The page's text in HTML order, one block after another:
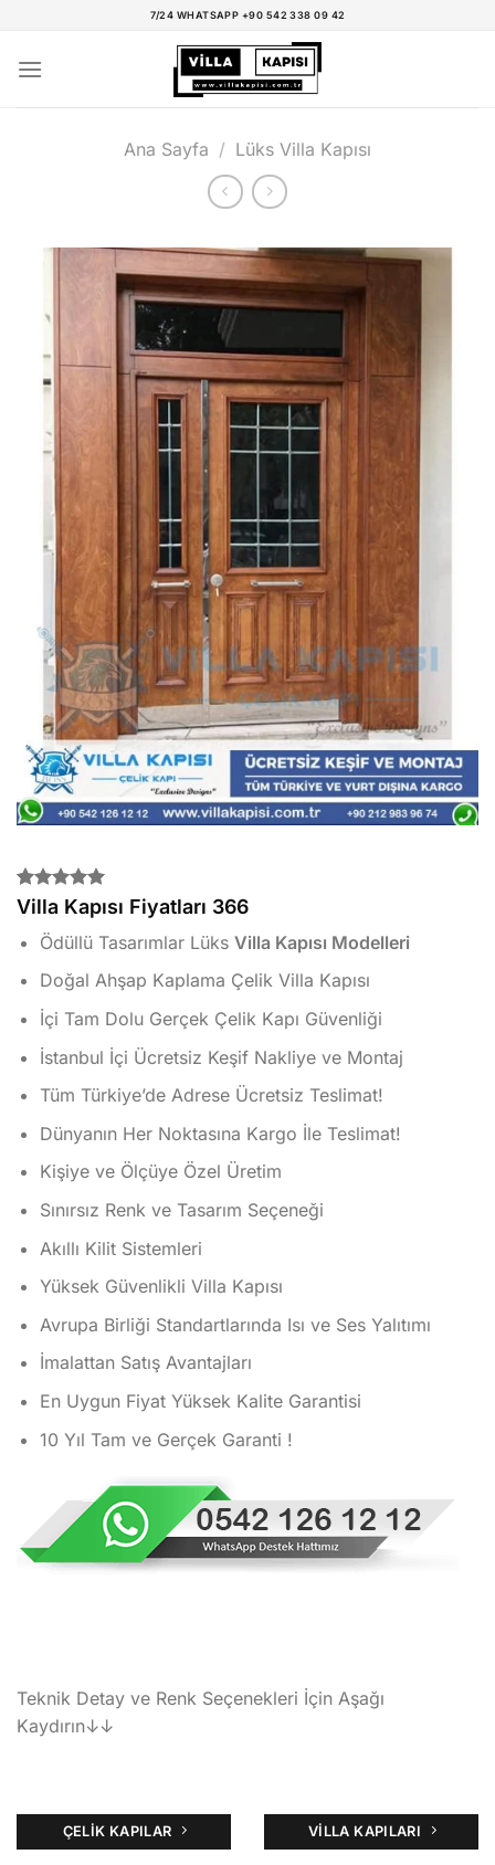
7/24 WHATSAPP +90 542 338 09 42
Ana Sayfa / Lüks Villa Kapısı
2
müşteri
puanına
dayanarak
5.00puan
aldı
Villa Kapısı Fiyatları 366
Ödüllü Tasarımlar Lüks Villa Kapısı Modelleri
Doğal Ahşap Kaplama Çelik Villa Kapısı
İçi Tam Dolu Gerçek Çelik Kapı Güvenliği
İstanbul İçi Ücretsiz Keşif Nakliye ve Montaj
Tüm Türkiye’de Adrese Ücretsiz Teslimat!
Dünyanın Her Noktasına Kargo İle Teslimat!
Kişiye ve Ölçüye Özel Üretim
Sınırsız Renk ve Tasarım Seçeneği
Akıllı Kilit Sistemleri
Yüksek Güvenlikli Villa Kapısı
Avrupa Birliği Standartlarında Isı ve Ses Yalıtımı
İmalattan Satış Avantajları
En Uygun Fiyat Yüksek Kalite Garantisi
10 Yıl Tam ve Gerçek Garanti !
Teknik Detay ve Renk Seçenekleri İçin Aşağı
Kaydırın↓↓
ÇELIK KAPILAR VILLA KAPILARI